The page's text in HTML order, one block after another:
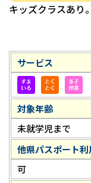
キッズクラスあり
サービス
対象年齢
未就学児まで
他県パスポート利
可